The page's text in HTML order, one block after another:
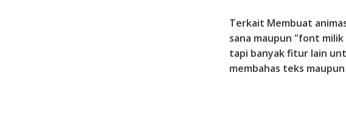
Terkait Membuat
sana maupun "font
tapi banyak fitur lain
membahas teks